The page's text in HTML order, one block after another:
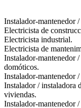
Instalador-mantenedor
Electricista de
Electricista industrial.
Electricista de
Instalador-mantenedor
domóticos.
Instalador-mantenedor
Instalador / instaladora
viviendas.
Instalador-mantenedor